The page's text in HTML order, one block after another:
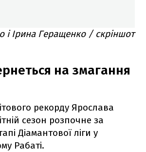
і Ірина Геращенко / скріншот
на змагання
рекорду Ярослава
сезон розпочне за
Діамантової ліги у
Рабаті.